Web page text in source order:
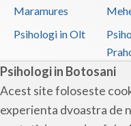
Psihologi in Botosani
Acest site foloseste
experienta dvoastra de
Maramures
Psihologi in Olt
Psihologi in Sibiu